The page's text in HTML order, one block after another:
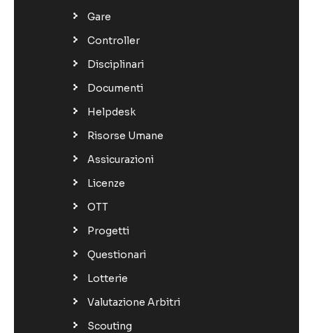
Gare
Controller
Disciplinari
Documenti
Helpdesk
Risorse Umane
Assicurazioni
Licenze
OTT
Progetti
Questionari
Lotterie
Valutazione Arbitri
Scouting